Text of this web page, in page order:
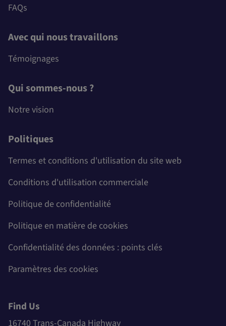
FAQs
Avec qui nous travaillons
Témoignages
Qui sommes-nous ?
Notre vision
Politiques
Termes et conditions d'utilisation du site web
Conditions d'utilisation commerciale
Politique de confidentialité
Politique en matière de cookies
Confidentialité des données : points clés
Paramètres des cookies
Find Us
16740 Trans-Canada Highway